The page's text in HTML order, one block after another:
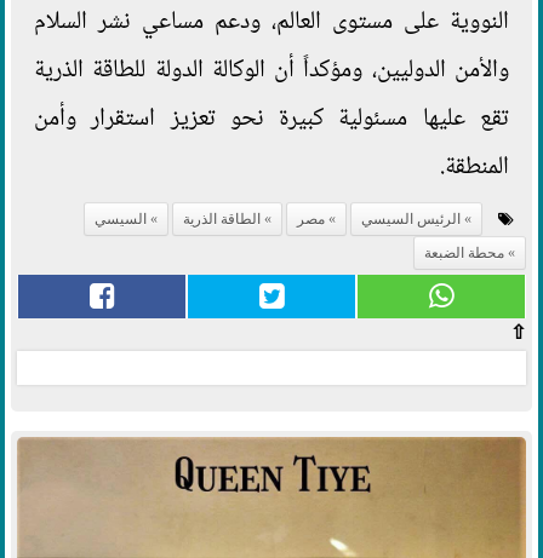
النووية على مستوى العالم، ودعم مساعي نشر السلام
والأمن الدوليين، ومؤكداً أن الوكالة الدولة للطاقة الذرية
تقع عليها مسئولية كبيرة نحو تعزيز استقرار وأمن
المنطقة.
الرئيس السيسي مصر الطاقة الذرية
السيسي
محطة الضبعة
⇧